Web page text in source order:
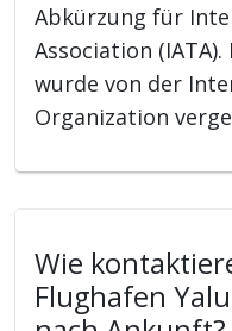
Abkürzung für
Association (IATA).
wurde von der
Organization
Wie
Flughafen